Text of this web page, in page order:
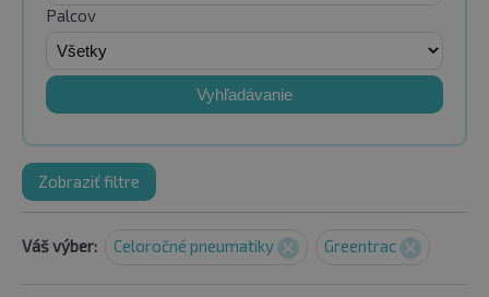
Palcov
Vyhľadávanie
Zobraziť filtre
Váš výber: Celoročné pneumatiky Greentrac